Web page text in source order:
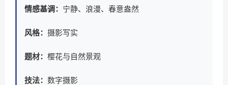
情感基调： 宁静、浪漫、春意盎然
风格： 摄影写实
题材： 樱花与自然景观
技法： 数字摄影